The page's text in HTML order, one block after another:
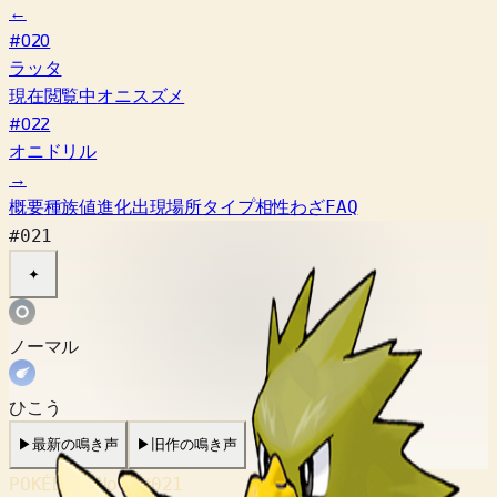
←
#020
ラッタ
現在閲覧中オニスズメ
#022
オニドリル
→
概要種族値進化出現場所タイプ相性わざFAQ
#021
✦
ノーマル
ひこう
▶最新の鳴き声 ▶ 旧作の鳴き声
POKÉDEX No.#021